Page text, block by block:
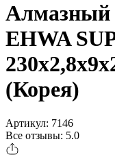
Алмазный
EHWA
(Корея)
Артикул: 7146
Все отзывы: 5.0